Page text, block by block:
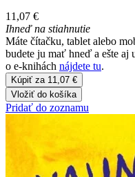
11,07 €
Ihneď na stiahnutie
Máte čítačku, tablet alebo
budete ju mať hneď a ešte aj
o e-knihách nájdete tu.
Kúpiť za 11,07 €
Vložiť do košíka
Pridať do zoznamu